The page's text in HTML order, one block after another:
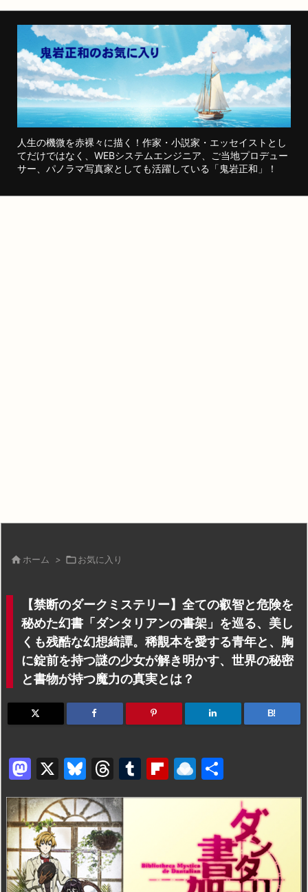
人生の機微を赤裸々に描く！作家・小説家・エッセイストとし
てだけではなく、WEBシステムエンジニア、ご当地プロデュー
サー、パノラマ写真家としても活躍している「鬼岩正和」！
 ホーム > お気に入り
【禁断のダークミステリー】全ての叡智と危険を
秘めた幻書「ダンタリアンの書架」を巡る、美し
くも残酷な幻想綺譚。稀覯本を愛する青年と、胸
に錠前を持つ謎の少女が解き明かす、世界の秘密
と書物が持つ魔力の真実とは？
B!
M
a
st
o
d
o
X
Bl
u
e
s
k
y
T
hr
e
a
d
s
T
u
r
Fl
ip
ar
d
R
ai
dr
o
p.
有